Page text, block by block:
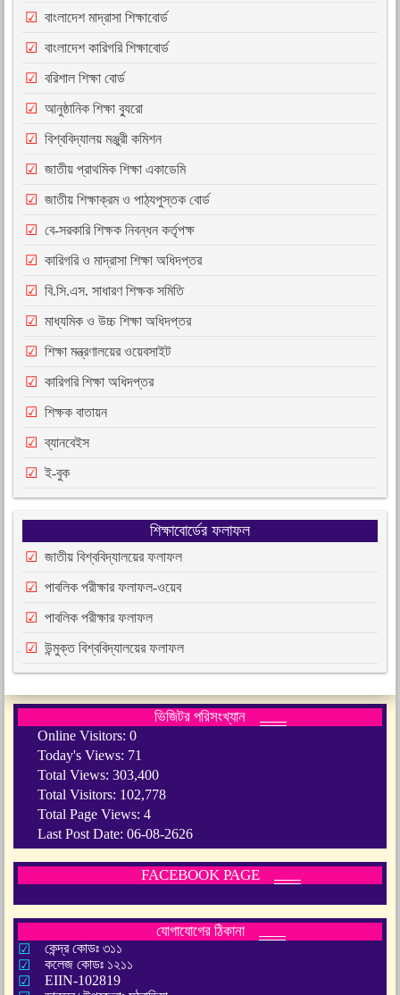
বাংলাদেশ মাদ্রাসা শিক্ষাবোর্ড
বাংলাদেশ কারিগরি শিক্ষাবোর্ড
বরিশাল শিক্ষা বোর্ড
আনুষ্ঠানিক শিক্ষা ব্যুরো
বিশ্ববিদ্যালয় মঞ্জুরী কমিশন
জাতীয় প্রাথমিক শিক্ষা একাডেমি
জাতীয় শিক্ষাক্রম ও পাঠ্যপুস্তক বোর্ড
বে-সরকারি শিক্ষক নিবন্ধন কর্তৃপক্ষ
কারিগরি ও মাদ্রাসা শিক্ষা অধিদপ্তর
বি.সি.এস. সাধারণ শিক্ষক সমিতি
মাধ্যমিক ও উচ্চ শিক্ষা অধিদপ্তর
শিক্ষা মন্ত্রণালয়ের ওয়েবসাইট
কারিগরি শিক্ষা অধিদপ্তর
শিক্ষক বাতায়ন
ব্যানবেইস
ই-বুক
শিক্ষাবোর্ডের ফলাফল
জাতীয় বিশ্ববিদ্যালয়ের ফলাফল
পাবলিক পরীক্ষার ফলাফল-ওয়েব
পাবলিক পরীক্ষার ফলাফল
উন্মুক্ত বিশ্ববিদ্যালয়ের ফলাফল
ভিজিটর পরিসংখ্যান
Online Visitors: 0
Today's Views: 71
Total Views: 303,400
Total Visitors: 102,778
Total Page Views: 4
Last Post Date: 06-08-2626
FACEBOOK PAGE
যোগাযোগের ঠিকানা
কেন্দ্র কোডঃ ৩১১
কলেজ কোডঃ ১২১১
EIIN-102819